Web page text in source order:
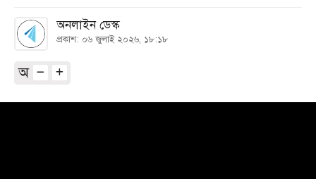
অনলাইন ডেস্ক
প্রকাশ: ০৬ জুলাই ২০২৬, ১৮:১৮
অ